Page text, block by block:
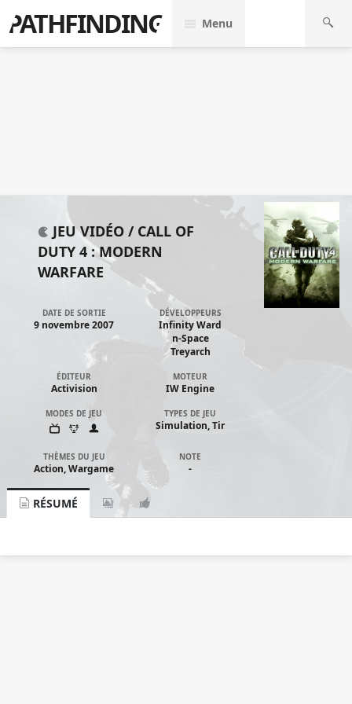
PATHFINDING Menu
JEU VIDÉO / CALL OF
DUTY 4 : MODERN
WARFARE
DATE DE SORTIE
9 novembre 2007
DÉVELOPPEURS
Infinity Ward
n-Space
Treyarch
ÉDITEUR
Activision
MOTEUR
IW Engine
MODES DE JEU TYPES DE JEU
Simulation, Tir
THÈMES DU JEU
Action, Wargame
NOTE
-
RÉSUMÉ